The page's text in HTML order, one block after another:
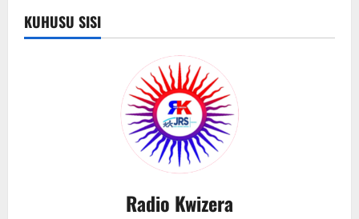
KUHUSU SISI
Radio Kwizera